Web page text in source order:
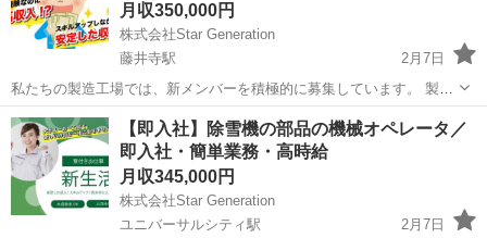
月収350,000円
株式会社Star Generation
藤井寺駅
2月7日
私たちの製造工場では、新メンバーを積極的に募集しています。 製造
プロセスにおいて、品質と効率を重視しながらチームと協力し、優れ
た製品作りに貢献していただきます。 未経験の方でも、手厚い研修と
サポートが整っているため、安心...
大阪 藤井寺市 藤井寺駅 半導体 未経験
【即入社】除雪機の部品の機械オペレータ／
即入社・簡単業務・高時給
月収345,000円
株式会社Star Generation
ユニバーサルシティ駅
2月7日